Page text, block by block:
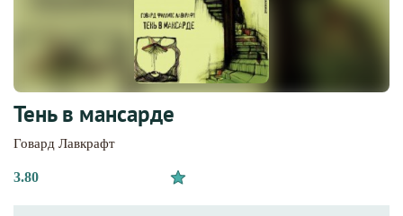
Тень в мансарде
Говард Лавкрафт
3.80